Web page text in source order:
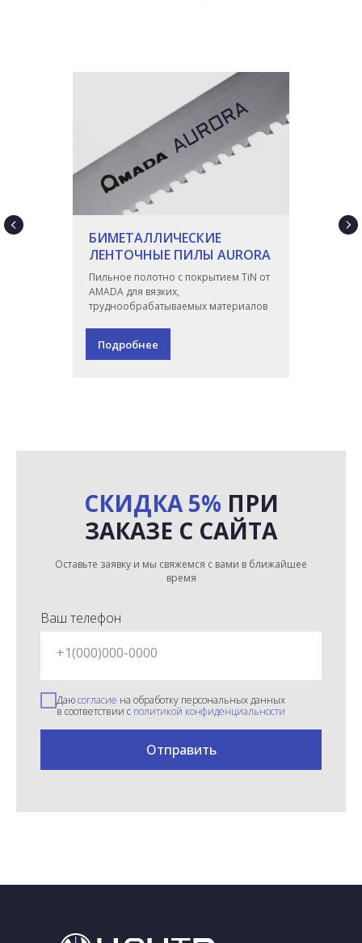
БИМЕТАЛЛИЧЕСКИЕ
ЛЕНТОЧНЫЕ ПИЛЫ AURORA
Пильное полотно с покрытием TiN от
AMADA для вязких,
труднообрабатываемых материалов
Подробнее
СКИДКА 5% ПРИ
ЗАКАЗЕ С САЙТА
Оставьте заявку и мы свяжемся с вами в ближайшее
время
Ваш телефон
+1(000)000-0000
Даюсогласие на обработку персональных данных
в соответствии с политикой конфиденциальности
Отправить